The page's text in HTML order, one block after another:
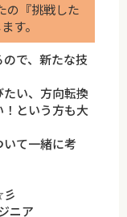
の『挑戦した
す。
で、新たな技
い、方向転換
という方も大
て一緒に考
ニア